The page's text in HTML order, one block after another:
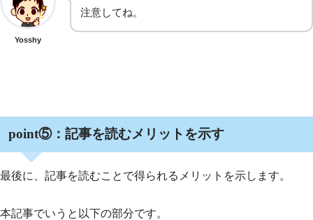
Yosshy
注意してね。
point⑤：記事を読むメリットを示す
最後に、記事を読むことで得られるメリットを示します。
本記事でいうと以下の部分です。